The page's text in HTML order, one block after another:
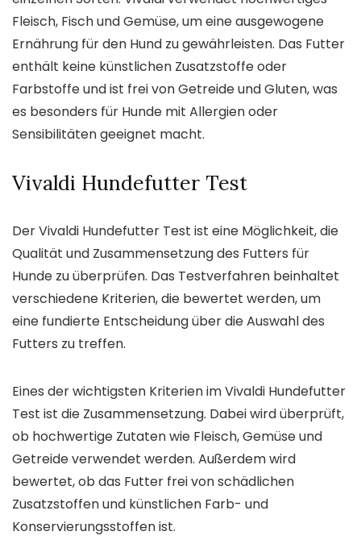
Fleisch, Fisch und Gemüse, um eine ausgewogene
Ernährung für den Hund zu gewährleisten. Das Futter
enthält keine künstlichen Zusatzstoffe oder
Farbstoffe und ist frei von Getreide und Gluten, was
es besonders für Hunde mit Allergien oder
Sensibilitäten geeignet macht.
Vivaldi Hundefutter Test
Der Vivaldi Hundefutter Test ist eine Möglichkeit, die
Qualität und Zusammensetzung des Futters für
Hunde zu überprüfen. Das Testverfahren beinhaltet
verschiedene Kriterien, die bewertet werden, um
eine fundierte Entscheidung über die Auswahl des
Futters zu treffen.
Eines der wichtigsten Kriterien im Vivaldi Hundefutter
Test ist die Zusammensetzung. Dabei wird überprüft,
ob hochwertige Zutaten wie Fleisch, Gemüse und
Getreide verwendet werden. Außerdem wird
bewertet, ob das Futter frei von schädlichen
Zusatzstoffen und künstlichen Farb- und
Konservierungsstoffen ist.